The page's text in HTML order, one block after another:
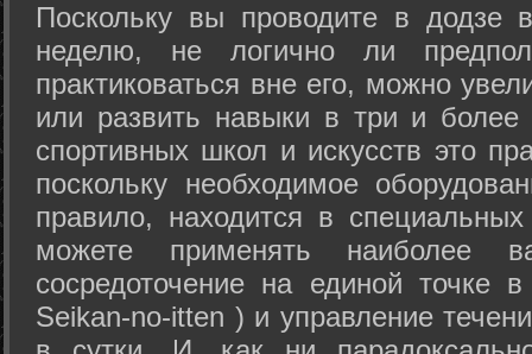
Поскольку вы проводите в додзе
неделю, не логично ли
практиковаться вне его, можно
или развить навыки в три и
спортивных школ и искусств это
поскольку необходимое
правило, находится в
можете применять наиболее
сосредоточение на единой точке
Seikan-­no-­itten ) и управление